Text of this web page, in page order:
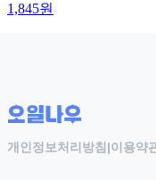
1,845원
개인정보처리방침 |이용약